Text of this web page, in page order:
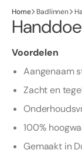
Home Badlinnen
Voordelen
Aangenaam
Zacht en
100%
Gemaakt in